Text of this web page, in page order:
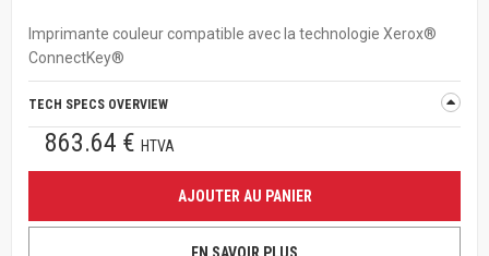
Imprimante couleur compatible avec la technologie Xerox®
ConnectKey®
TECH SPECS OVERVIEW
863.64 € HTVA
AJOUTER AU PANIER